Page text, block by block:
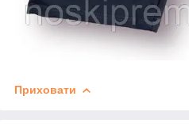
Приховати